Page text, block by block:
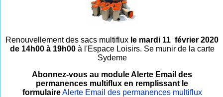
Renouvellement des sacs multiflux le mardi 11 février 2020
de 14h00 à 19h00à l'Espace Loisirs. Se munir de la carte
Sydeme
Abonnez-vous au module Alerte Email des
permanences multiflux en remplissant le
formulaire Alerte Email des permanences multiflux